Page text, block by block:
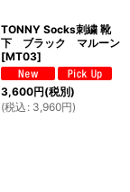
TONNY Socks刺繍 靴
下 ブラック マルーン
[MT03]
3,600円(税別)
(税込 : 3,960円)